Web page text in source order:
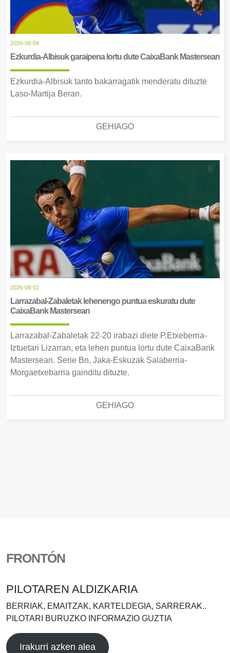
2026-08-04
Ezkurdia-Albisuk garaipena lortu dute CaixaBank Mastersean
Ezkurdia-Albisuk tanto bakarragatik menderatu dituzte
Laso-Martija Beran.
GEHIAGO
2026-08-02
Larrazabal-Zabaletak lehenengo puntua eskuratu dute
CaixaBank Mastersean
Larrazabal-Zabaletak 22-20 irabazi diete P.Etxeberria-
Iztuetari Lizarran, eta lehen puntua lortu dute CaixaBank
Mastersean. Serie Bn, Jaka-Eskuzak Salaberria-
Morgaetxebarria gainditu dituzte.
GEHIAGO
FRONTÓN
PILOTAREN ALDIZKARIA
BERRIAK, EMAITZAK, KARTELDEGIA, SARRERAK..
PILOTARI BURUZKO INFORMAZIO GUZTIA
Irakurri azken alea